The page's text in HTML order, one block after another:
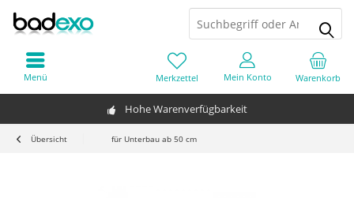
Hohe Warenverfügbarkeit
Warenkorb
Merkzettel Mein Konto
Menü
Übersicht für Unterbau ab 50 cm